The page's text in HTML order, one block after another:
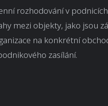
rozhodování v
mezi objekty, jako jsou
na konkrétní
zasílání.